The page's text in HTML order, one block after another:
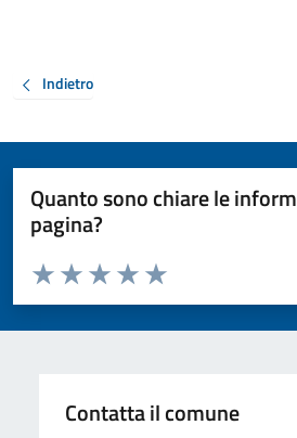
Indietro
Quanto sono chiare le
pagina?
Valuta da 1 a 5 stelle la pagina
Valuta 5 stelle su 5
Valuta 4 stelle su 5
Valuta 3 stelle su 5
Valuta 2 stelle su 5
Valuta 1 stelle su 5
Contatta il comune